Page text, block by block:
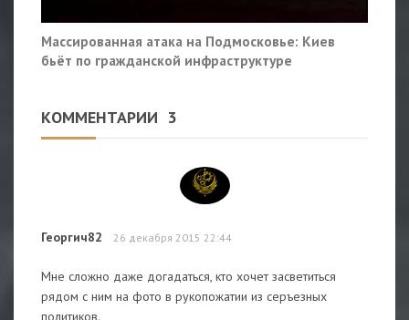
Массированная атака на Подмосковье: Киев
бьёт по гражданской инфраструктуре
КОММЕНТАРИИ 3
Георгич82 26 декабря 2015 22:44
Мне сложно даже догадаться, кто хочет засветиться
рядом с ним на фото в рукопожатии из серъезных
политиков.